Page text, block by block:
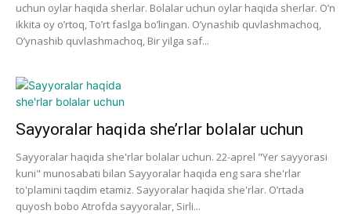
uchun oylar haqida sherlar. Bolalar uchun oylar haqida sherlar. O’n
ikkita oy o’rtoq, To’rt faslga bo’lingan. O’ynashib quvlashmachoq,
O’ynashib quvlashmachoq, Bir yilga saf...
Sayyoralar haqida she’rlar bolalar uchun
Sayyoralar haqida she'rlar bolalar uchun. 22-aprel "Yer sayyorasi
kuni" munosabati bilan Sayyoralar haqida eng sara she'rlar
to'plamini taqdim etamiz. Sayyoralar haqida she'rlar. O’rtada
quyosh bobo Atrofda sayyoralar, Sirli...